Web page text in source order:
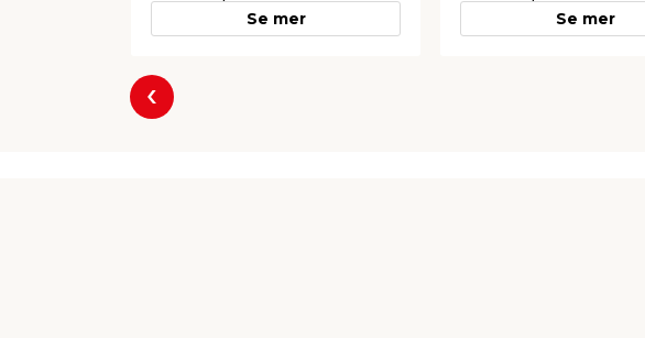
Se mer Se mer
Föregående